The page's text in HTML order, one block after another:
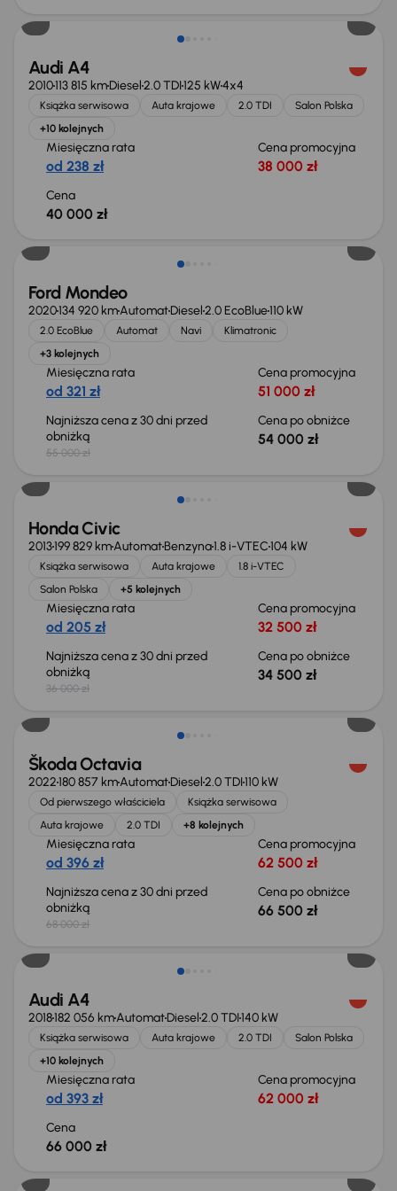
Audi A4
2010113 815 kmDiesel2.0 TDI125 kW4x4
Książka serwisowa Auta krajowe 2.0 TDI
Salon Polska
+10 kolejnych
Miesięczna rata
od 238 zł
Cena promocyjna
38 000 zł
Cena
40 000 zł
Ford Mondeo
2020134 920 kmAutomatDiesel2.0 EcoBlue110 kW
2.0 EcoBlue Automat Navi
Klimatronic
+3 kolejnych
Miesięczna rata
od 321 zł
Cena promocyjna
51 000 zł
Najniższa cena z 30 dni przed
obniżką
55 000 zł
Cena po obniżce
54 000 zł
Taniej o 1 500 zł
Honda Civic
2013199 829 kmAutomatBenzyna1.8 i-VTEC104 kW
Książka serwisowa Auta krajowe
1.8 i-VTEC
Salon Polska
+5 kolejnych
Miesięczna rata
od 205 zł
Cena promocyjna
32 500 zł
Najniższa cena z 30 dni przed
obniżką
36 000 zł
Cena po obniżce
34 500 zł
Świeżo skupione
Škoda Octavia
2022180 857 kmAutomatDiesel2.0 TDI110 kW
Od pierwszego właściciela
Książka serwisowa
Auta krajowe
2.0 TDI +8 kolejnych
Miesięczna rata
od 396 zł
Cena promocyjna
62 500 zł
Najniższa cena z 30 dni przed
obniżką
68 000 zł
Cena po obniżce
66 500 zł
Audi A4
2018182 056 kmAutomatDiesel2.0 TDI140 kW
Książka serwisowa Auta krajowe 2.0 TDI
Salon Polska
+10 kolejnych
Miesięczna rata
od 393 zł
Cena promocyjna
62 000 zł
Cena
66 000 zł